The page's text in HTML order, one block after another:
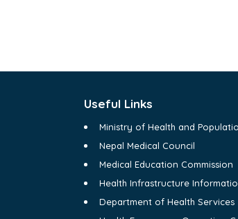
Useful Links
Ministry of Health and
Nepal Medical Council
Medical Education Commission
Health Infrastructure
Department of Health Services